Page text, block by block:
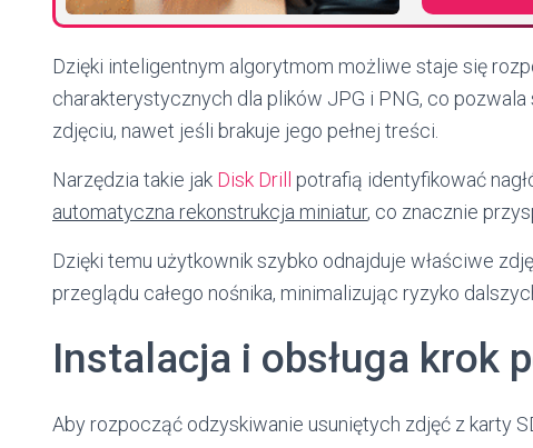
Dzięki inteligentnym algorytmom możliwe staje się
charakterystycznych dla plików JPG i PNG, co
zdjęciu, nawet jeśli brakuje jego pełnej treści.
Narzędzia takie jak Disk Drill
potrafią identyfikować
automatyczna rekonstrukcja miniatur, co znacznie
Dzięki temu użytkownik szybko odnajduje właściwe
przeglądu całego nośnika, minimalizując ryzyko
Instalacja i obsługa krok
Aby rozpocząć odzyskiwanie usuniętych zdjęć z karty